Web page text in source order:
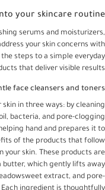
your skincare routine
serums and moisturizers,
your skin concerns with
steps to a simple everyday
that deliver visible results.
face cleansers and toners
skin in three ways: by cleaning
bacteria, and pore-clogging
hand and prepares it to
of the products that follow.
your skin. These products are
butter, which gently lifts away
extract, and pore-